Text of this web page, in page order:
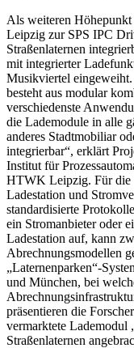
Als weiteren
Leipzig zur SPS IPC
Straßenlaternen
mit integrierter
Musikviertel
besteht aus modular
verschiedenste
die Lademodule in alle
anderes Stadtmobiliar
integrierbar“, erklärt
Institut für
HTWK Leipzig. Für die
Ladestation und
standardisierte
ein Stromanbieter oder
Ladestation auf, kann
Abrechnungsmodellen
„Laternenparken“-
und München, bei
präsentieren die
vermarktete Lademodul
Straßenlaternen